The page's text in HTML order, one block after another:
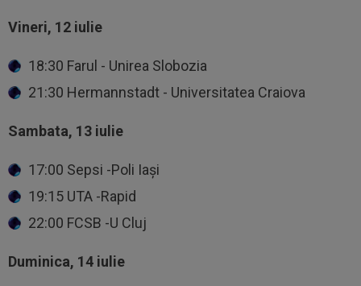
Vineri, 12 iulie
18:30 Farul - Unirea Slobozia
21:30 Hermannstadt - Universitatea Craiova
Sambata, 13 iulie
17:00 Sepsi -Poli Iași
19:15 UTA -Rapid
22:00 FCSB -U Cluj
Duminica, 14 iulie